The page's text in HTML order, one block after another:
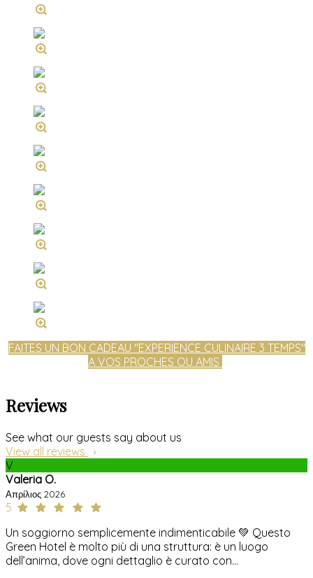
FAITES UN BON CADEAU "EXPERIENCE CULINAIRE 3 TEMPS"
A VOS PROCHES OU AMIS
Reviews
See what our guests say about us
View all reviews
V
Valeria O.
Απρίλιος 2026
5
Un soggiorno semplicemente indimenticabile 💚 Questo
Green Hotel è molto più di una struttura: è un luogo
dell’anima, dove ogni dettaglio è curato con...